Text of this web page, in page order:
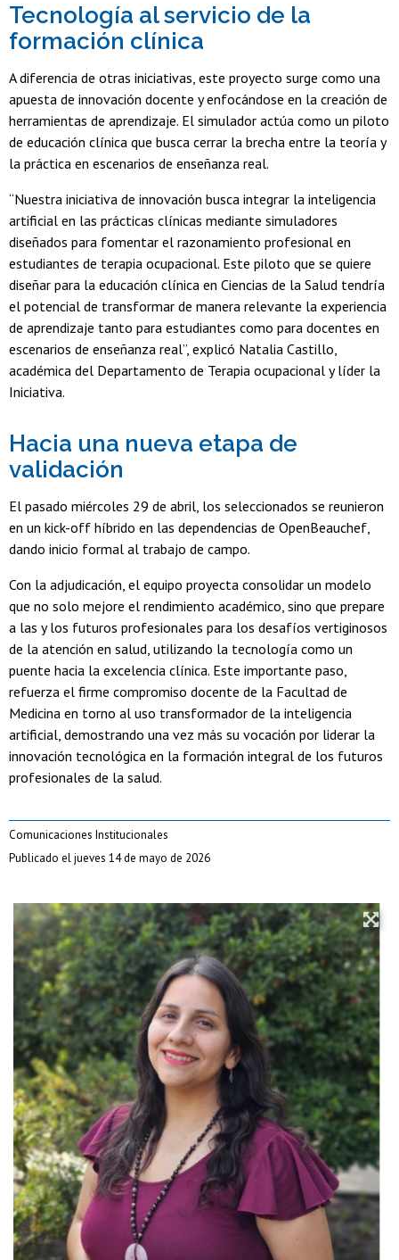
Tecnología al servicio de la
formación clínica
A diferencia de otras iniciativas, este proyecto surge como una
apuesta de innovación docente y enfocándose en la creación de
herramientas de aprendizaje. El simulador actúa como un piloto
de educación clínica que busca cerrar la brecha entre la teoría y
la práctica en escenarios de enseñanza real.
“Nuestra iniciativa de innovación busca integrar la inteligencia
artificial en las prácticas clínicas mediante simuladores
diseñados para fomentar el razonamiento profesional en
estudiantes de terapia ocupacional. Este piloto que se quiere
diseñar para la educación clínica en Ciencias de la Salud tendría
el potencial de transformar de manera relevante la experiencia
de aprendizaje tanto para estudiantes como para docentes en
escenarios de enseñanza real”, explicó Natalia Castillo,
académica del Departamento de Terapia ocupacional y líder la
Iniciativa.
Hacia una nueva etapa de
validación
El pasado miércoles 29 de abril, los seleccionados se reunieron
en un kick-off híbrido en las dependencias de OpenBeauchef,
dando inicio formal al trabajo de campo.
Con la adjudicación, el equipo proyecta consolidar un modelo
que no solo mejore el rendimiento académico, sino que prepare
a las y los futuros profesionales para los desafíos vertiginosos
de la atención en salud, utilizando la tecnología como un
puente hacia la excelencia clínica. Este importante paso,
refuerza el firme compromiso docente de la Facultad de
Medicina en torno al uso transformador de la inteligencia
artificial, demostrando una vez más su vocación por liderar la
innovación tecnológica en la formación integral de los futuros
profesionales de la salud.
Comunicaciones Institucionales
Publicado el jueves 14 de mayo de 2026